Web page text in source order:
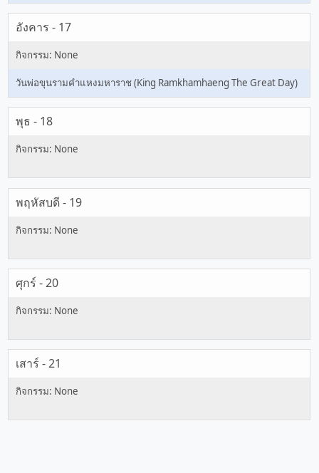
อังคาร - 17
วันพ่อขุนรามคำแหงมหาราช (King Ramkhamhaeng The Great Day)
พุธ - 18
พฤหัสบดี - 19
ศุกร์ - 20
เสาร์ - 21